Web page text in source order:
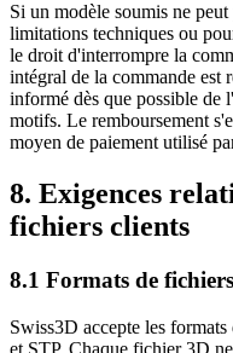
Si un modèle soumis ne
limitations techniques ou
le droit d'interrompre la
intégral de la commande est
informé dès que possible de
motifs. Le remboursement
moyen de paiement utilisé
8. Exigences
fichiers clients
8.1 Formats de fichiers
Swiss3D accepte les
et STP. Chaque fichier 3D